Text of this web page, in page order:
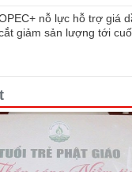
nỗ lực hỗ trợ giá
giảm sản lượng tới